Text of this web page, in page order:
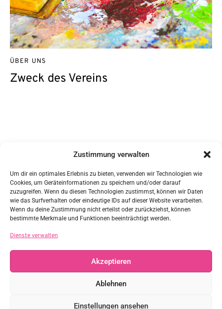
Zustimmung verwalten
Um dir ein optimales Erlebnis zu bieten, verwenden wir Technologien wie
Cookies, um Geräteinformationen zu speichern und/oder darauf
zuzugreifen. Wenn du diesen Technologien zustimmst, können wir Daten
wie das Surfverhalten oder eindeutige IDs auf dieser Website verarbeiten.
Wenn du deine Zustimmung nicht erteilst oder zurückziehst, können
bestimmte Merkmale und Funktionen beeinträchtigt werden.
Dienste verwalten
Akzeptieren
Ablehnen
Einstellungen ansehen
Zweck des Vereins
ÜBER UNS
Nr. 1 1/5
85617 Steinkirchen
Vertreten durch:
Sabine Ziegler
sabine.ziegler@daggws.de
Steuernummer: 114/107/60098
Links